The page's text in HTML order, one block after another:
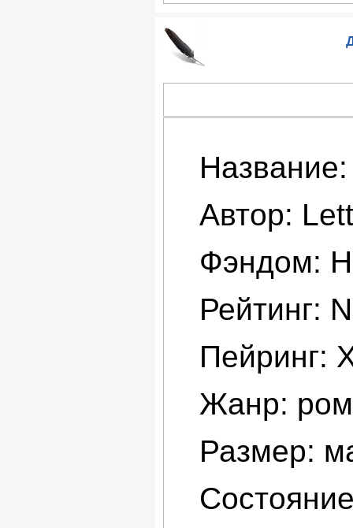
Автор:
Фэндом:
Рейтинг:
Пейринг:
Жанр:
Размер: